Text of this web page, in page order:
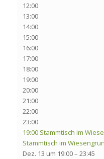
12:00
13:00
14:00
15:00
16:00
17:00
18:00
19:00
20:00
21:00
22:00
23:00
19:00 Stammtisch im
Stammtisch im
Dez. 13 um 19:00 – 23:45